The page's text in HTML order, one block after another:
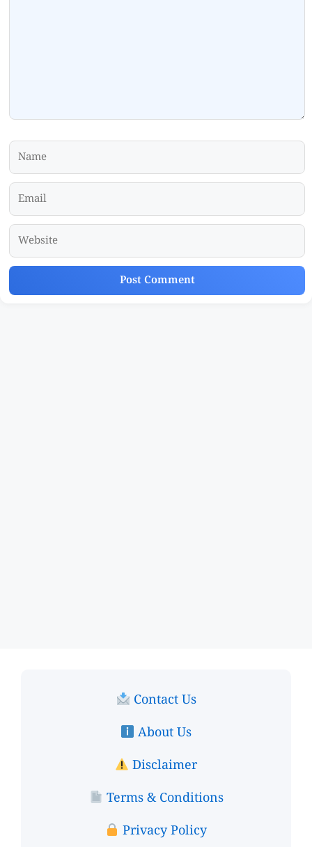
Name
Email
Website
Contact Us
About Us
Disclaimer
Terms & Conditions
Privacy Policy